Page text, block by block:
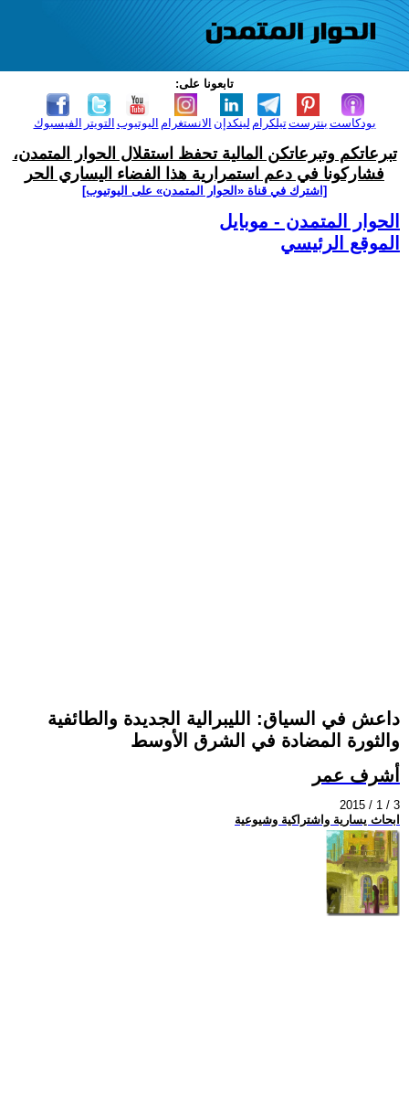
تابعونا على:
الفيسبوك التويتر اليوتيوب الانستغرام لينكدإن تيلكرامبنترست بودكاست
تبرعاتكم وتبرعاتكن المالية تحفظ استقلال الحوار المتمدن،
فشاركونا في دعم استمرارية هذا الفضاء اليساري الحر
[اشترك في قناة ‫«الحوار المتمدن» على اليوتيوب]
الحوار المتمدن - موبايل
الموقع الرئيسي
داعش في السياق: الليبرالية الجديدة والطائفية
والثورة المضادة في الشرق الأوسط
أشرف عمر
2015 / 1 / 3
ابحاث يسارية واشتراكية وشيوعية